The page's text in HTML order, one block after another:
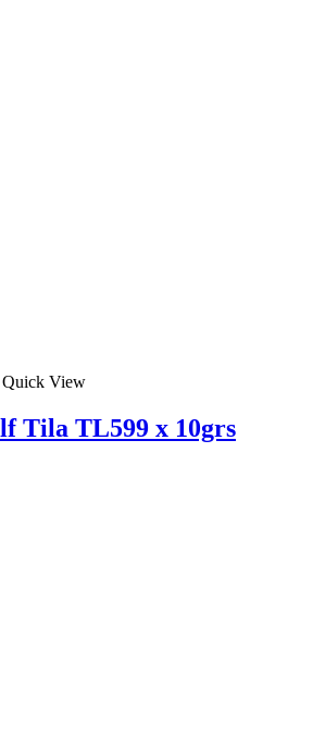
Quick View
Tila TL599 x 10grs